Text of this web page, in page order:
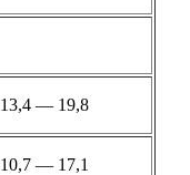
13,4 — 19,8
10,7 — 17,1